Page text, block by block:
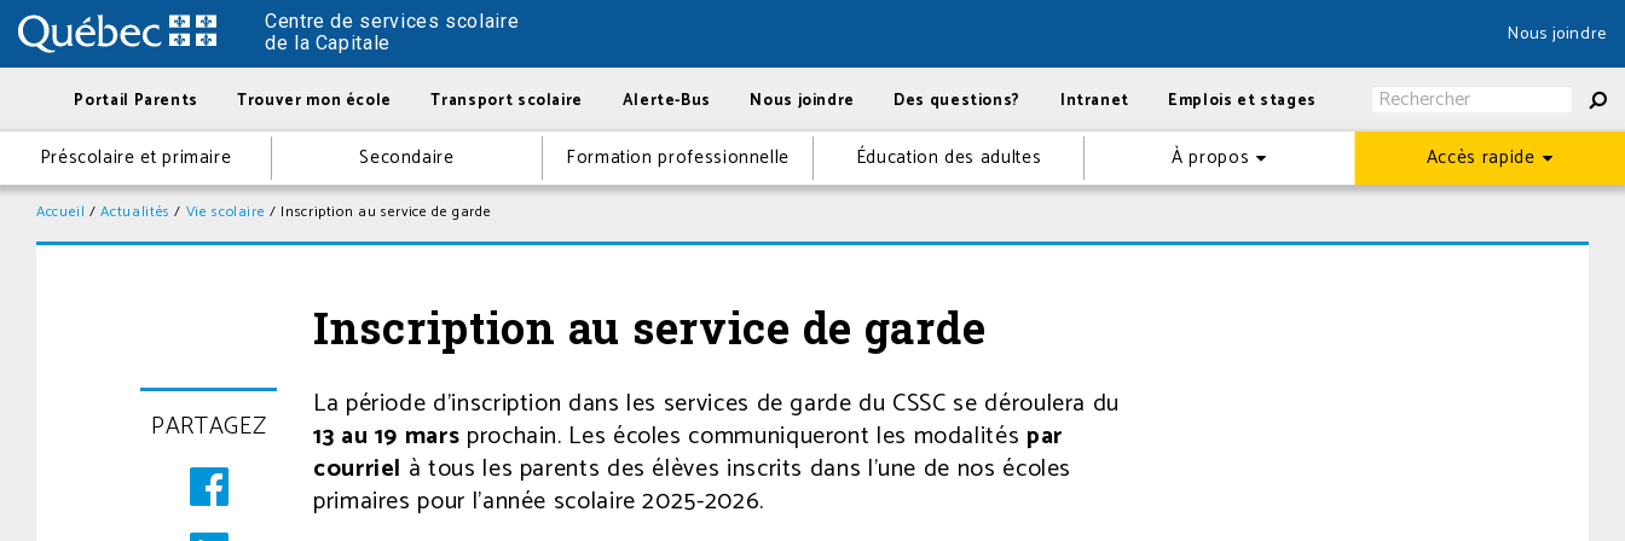
Centre de services scolaire
de la Capitale
Nous joindre
Portail Parents Trouver mon école Transport scolaire Alerte-Bus Nous joindre Des questions? Intranet Emplois et stages
Préscolaire et primaire Secondaire Formation professionnelle Éducation des adultes À propos Accès rapide
Accueil /Actualités / Vie scolaire / Inscription au service de garde
Inscription au service de garde
Posté
le
25
février
2025
PARTAGEZ
La période d’inscription dans les services de garde du CSSC se déroulera du
13 au 19 mars prochain. Les écoles communiqueront les modalités par
courriel à tous les parents des élèves inscrits dans l’une de nos écoles
primaires pour l’année scolaire 2025-2026.